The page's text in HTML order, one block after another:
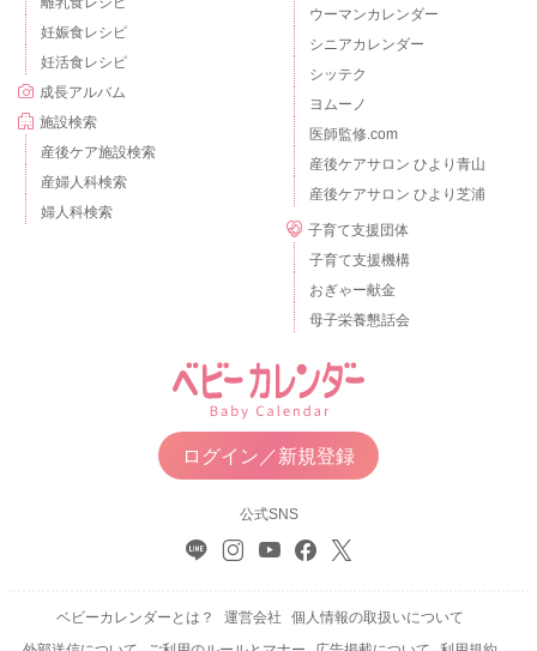
妊娠食レシピ
妊活食レシピ
成長アルバム
施設検索
産後ケア施設検索
産婦人科検索
婦人科検索
ウーマンカレンダー
シニアカレンダー
シッテク
ヨムーノ
医師監修.com
産後ケアサロン ひより青山
産後ケアサロン ひより芝浦
子育て支援団体
子育て支援機構
おぎゃー献金
母子栄養懇話会
ログイン／新規登録
公式SNS
ベビーカレンダーとは？ 運営会社
個人情報の取扱いについて